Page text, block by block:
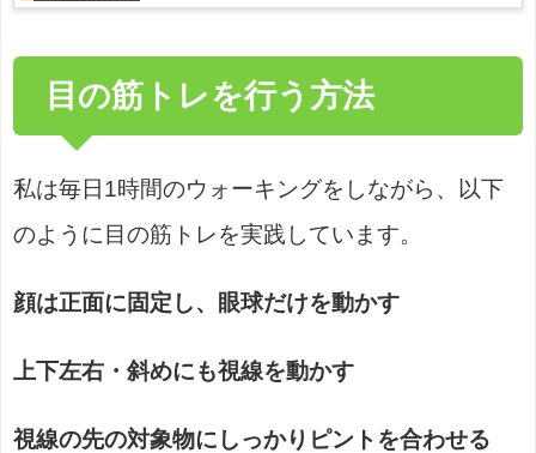
目の筋トレを行う方法
私は毎日1時間のウォーキングをしながら、以下
のように目の筋トレを実践しています。
顔は正面に固定し、眼球だけを動かす
上下左右・斜めにも視線を動かす
視線の先の対象物にしっかりピントを合わせる